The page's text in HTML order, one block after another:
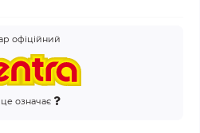
офіційний
означає